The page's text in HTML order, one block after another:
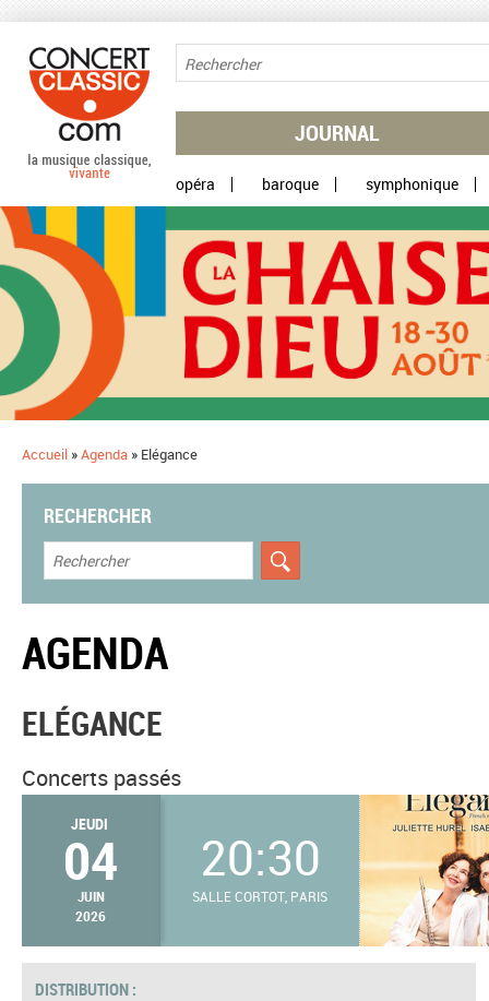
JOURNAL
opéra baroque symphonique
Accueil »Agenda » Elégance
RECHERCHER
AGENDA
ELÉGANCE
Concerts passés
JEUDI
04
JUIN
2026
20:30
SALLE CORTOT, PARIS
DISTRIBUTION :